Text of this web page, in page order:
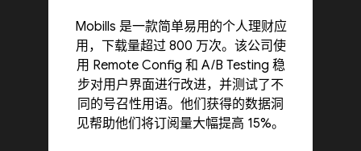
Mobills 是一款简单易用的个人理财应
用，下载量超过 800 万次。该公司使
用 Remote Config 和 A/B Testing 稳
步对用户界面进行改进，并测试了不
同的号召性用语。他们获得的数据洞
见帮助他们将订阅量大幅提高 15%。